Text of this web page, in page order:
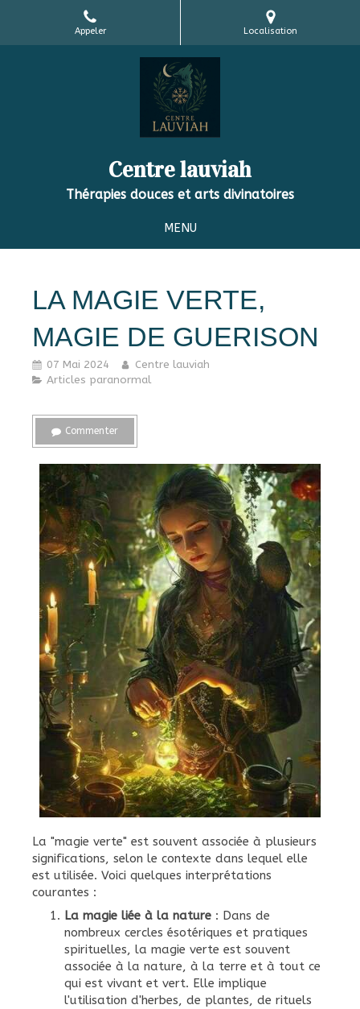
Appeler Localisation
Centre lauviah
Thérapies douces et arts divinatoires
MENU
LA MAGIE VERTE,
MAGIE DE GUERISON
07 Mai 2024
Centre lauviah
Articles paranormal
Commenter
La "magie verte" est souvent associée à plusieurs
significations, selon le contexte dans lequel elle
est utilisée. Voici quelques interprétations
courantes :
La magie liée à la nature : Dans de
nombreux cercles ésotériques et pratiques
spirituelles, la magie verte est souvent
associée à la nature, à la terre et à tout ce
qui est vivant et vert. Elle implique
l'utilisation d'herbes, de plantes, de rituels